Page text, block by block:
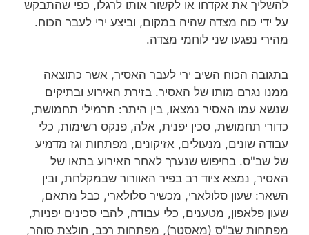
להשליך את אקדחו או לקשור אותו לרגלו, כפי שהתבקש
על ידי כוח מצדה שהיה במקום, וביצע ירי לעבר הכוח.
מהירי נפגעו שני לוחמי מצדה.
בתגובה הכוח השיב ירי לעבר האסיר, אשר כתוצאה
ממנו נגרם מותו של האסיר. בזירת האירוע ובתיקים
שנשא עמו האסיר נמצאו, בין היתר: תרמילי תחמושת,
כדורי תחמושת, סכין יפנית, אלה, פנקס רשימות, כלי
עבודה שונים, מנעולים, אזיקונים, מפתחות וגז מדמיע
של שב"ס. בחיפוש שנערך לאחר האירוע בתאו של
האסיר, נמצא ציוד רב בפיר האוורור שבמקלחת, ובין
השאר: שעון סלולארי, מכשיר סלולארי, כבל מתאם,
שעון פלאפון, מטענים, כלי עבודה, להבי סכינים יפניות,
מפתחות שב"ס (מאסטר), מפתחות רכב, חולצת סוהר,